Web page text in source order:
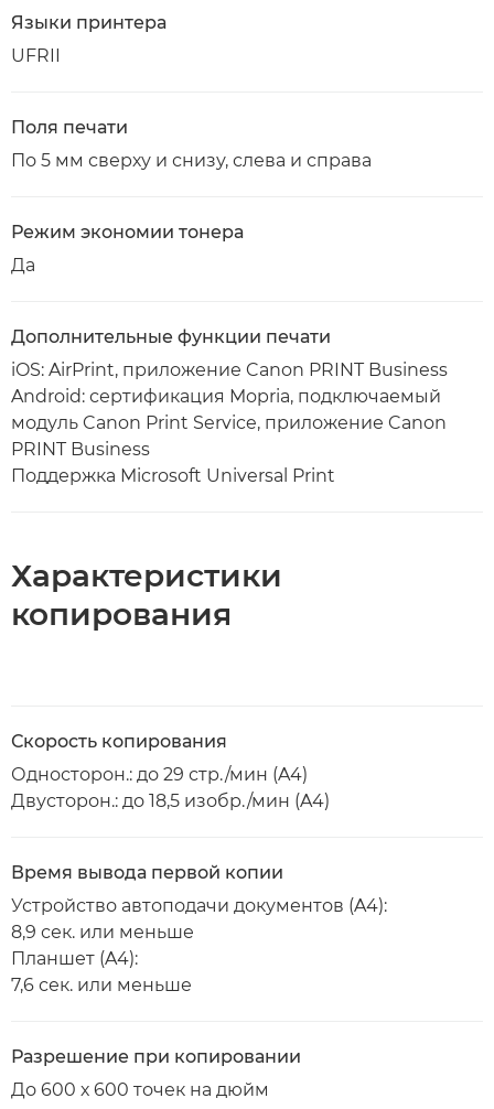
Языки принтера
UFRII
Поля печати
По 5 мм сверху и снизу, слева и справа
Режим экономии тонера
Да
Дополнительные функции печати
iOS: AirPrint, приложение Canon PRINT Business
Android: сертификация Mopria, подключаемый
модуль Canon Print Service, приложение Canon
PRINT Business
Поддержка Microsoft Universal Print
Характеристики
копирования
Скорость копирования
Односторон.: до 29 стр./мин (A4)
Двусторон.: до 18,5 изобр./мин (A4)
Время вывода первой копии
Устройство автоподачи документов (A4):
8,9 сек. или меньше
Планшет (A4):
7,6 сек. или меньше
Разрешение при копировании
До 600 х 600 точек на дюйм